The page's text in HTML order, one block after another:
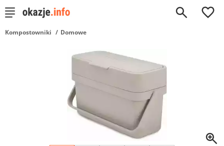
0
Kompostowniki Domowe